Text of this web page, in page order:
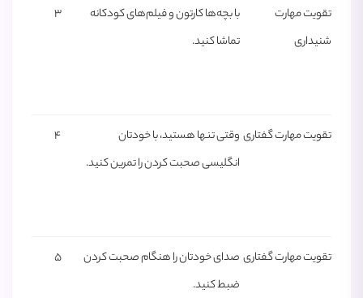
تقویت مهارت
شنیداری
با بچه‌ها کارتون و فیلم‌های کودکانه
تماشا کنید.
3
تقویت مهارت گفتاری وقتی تنها هستید، با خودتان
انگلیسی صحبت کردن را تمرین کنید.
4
تقویت مهارت گفتاری صدای خودتان را هنگام صحبت کردن
ضبط کنید.
5